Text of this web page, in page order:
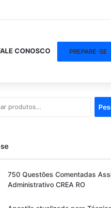
CONOSCO PREPARE-SE
750 Questões Comentadas
Administrativo CREA RO